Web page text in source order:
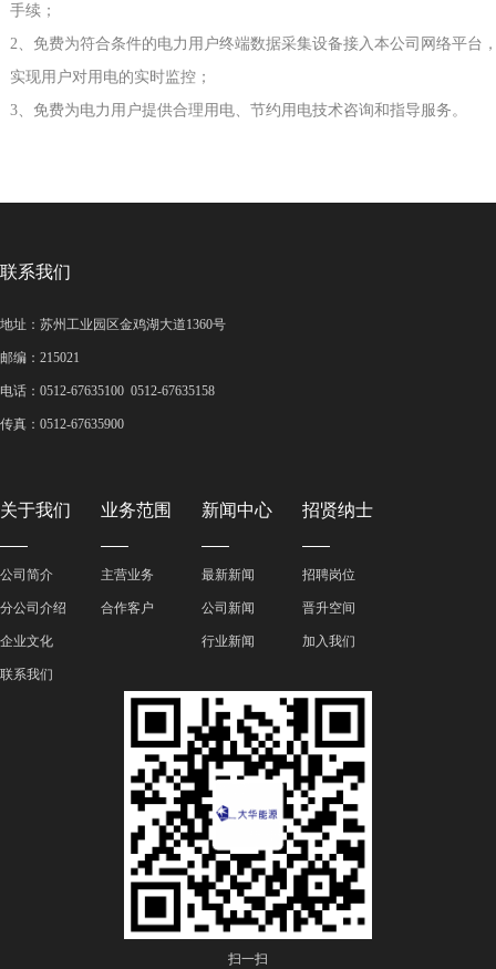
手续；
2、免费为符合条件的电力用户终端数据采集设备接入本公司网络平台
实现用户对用电的实时监控；
3、免费为电力用户提供合理用电、节约用电技术咨询和指导服务。
联系我们
地址：苏州工业园区金鸡湖大道1360号
邮编：215021
电话：0512-67635100 0512-67635158
传真：0512-67635900
关于我们
公司简介
分公司介绍
企业文化
联系我们
业务范围
主营业务
合作客户
新闻中心
最新新闻
公司新闻
行业新闻
招贤纳士
招聘岗位
晋升空间
加入我们
扫一扫